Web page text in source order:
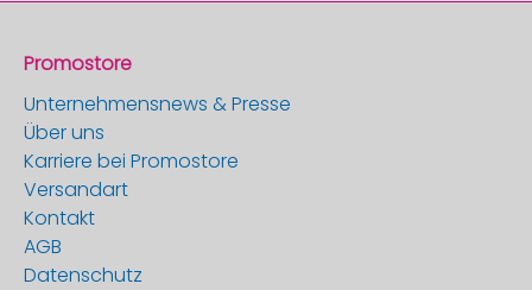
Promostore
Unternehmensnews & Presse
Über uns
Karriere bei Promostore
Versandart
Kontakt
AGB
Datenschutz